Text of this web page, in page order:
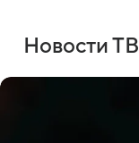
Новости ТВ